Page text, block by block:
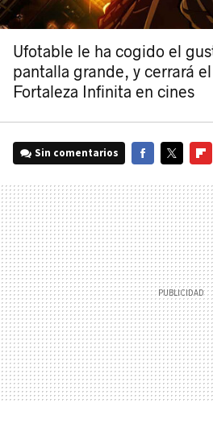
Ufotable le ha cogido el
pantalla grande, y cerrará
Fortaleza Infinita en cines
Sin comentarios